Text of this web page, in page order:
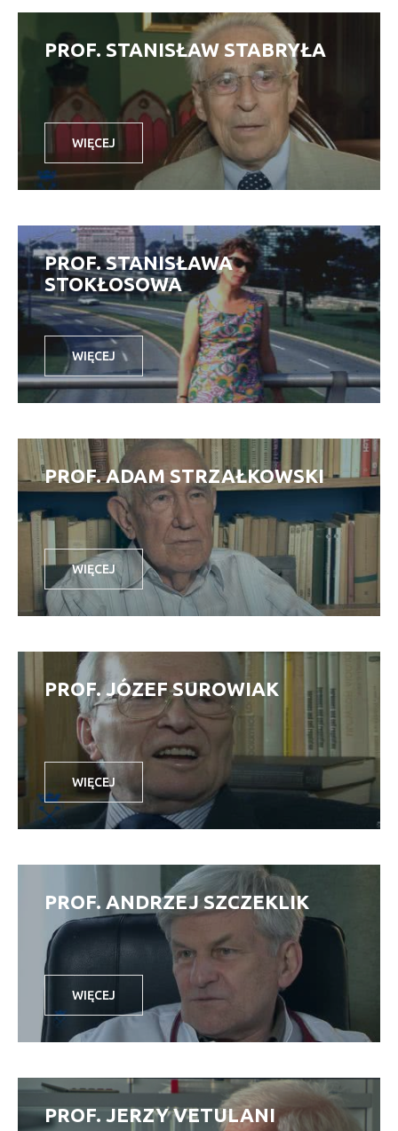
PROF. STANISŁAW STABRYŁA
WIĘCEJ
PROF. STANISŁAWA
STOKŁOSOWA
WIĘCEJ
PROF. ADAM STRZAŁKOWSKI
WIĘCEJ
PROF. JÓZEF SUROWIAK
WIĘCEJ
PROF. ANDRZEJ SZCZEKLIK
WIĘCEJ
PROF. JERZY VETULANI